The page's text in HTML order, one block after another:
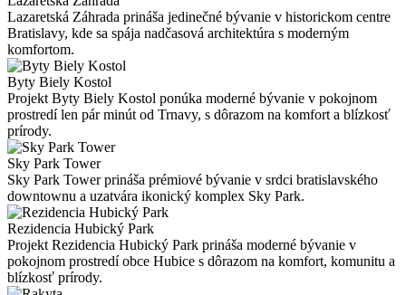
Lazaretská Záhrada prináša jedinečné bývanie v historickom centre
Bratislavy, kde sa spája nadčasová architektúra s moderným
komfortom.
Byty Biely Kostol
Projekt Byty Biely Kostol ponúka moderné bývanie v pokojnom
prostredí len pár minút od Trnavy, s dôrazom na komfort a blízkosť
prírody.
Sky Park Tower
Sky Park Tower prináša prémiové bývanie v srdci bratislavského
downtownu a uzatvára ikonický komplex Sky Park.
Rezidencia Hubický Park
Projekt Rezidencia Hubický Park prináša moderné bývanie v
pokojnom prostredí obce Hubice s dôrazom na komfort, komunitu a
blízkosť prírody.